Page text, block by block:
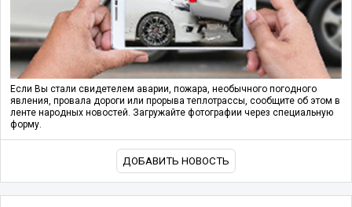
Если Вы стали свидетелем аварии, пожара, необычного погодного
явления, провала дороги или прорыва теплотрассы, сообщите об этом в
ленте народных новостей. Загружайте фотографии через специальную
форму.
ДОБАВИТЬ НОВОСТЬ